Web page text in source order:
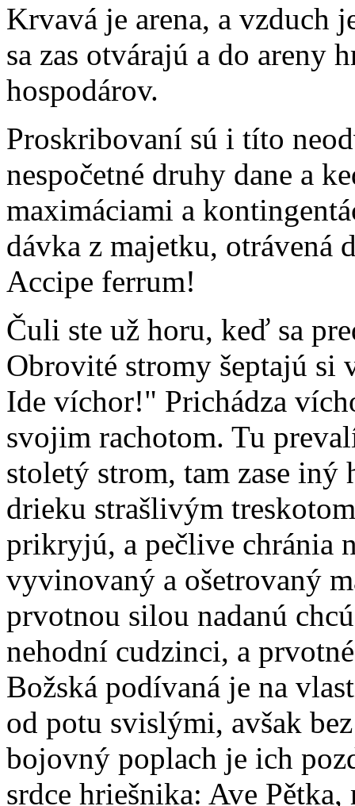
Krvavá je arena, a vzduch
sa zas otvárajú a do areny
hospodárov.
Proskribovaní sú i títo
nespočetné druhy dane a
maximáciami a
dávka z majetku, otrávená
Accipe ferrum!
Čuli ste už horu, keď sa
Obrovité stromy šeptajú si
Ide víchor!" Prichádza
svojim rachotom. Tu
stoletý strom, tam zase
drieku strašlivým
prikryjú, a pečlive chránia
vyvinovaný a ošetrovaný
prvotnou silou nadanú
nehodní cudzinci, a
Božská podívaná je na
od potu svislými, avšak
bojovný poplach je ich
srdce hriešnika: Ave